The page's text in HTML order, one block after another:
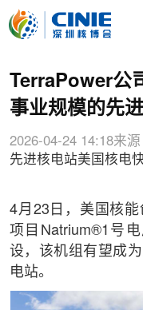
TerraPower公
事业规模的先
2026-04-24 14:18来源
先进核电站美国核电
4月23日，美国核能
项目Natrium®1号
设，该机组有望成
电站。